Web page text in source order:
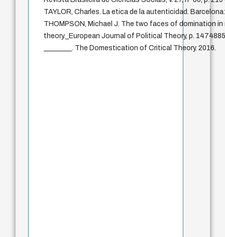
TAYLOR, Charles. La etica de la autenticidad.
THOMPSON, Michael J. The two faces of domination
theory._European Journal of Political Theory, p.
________. The Domestication of Critical Theory. 2016.